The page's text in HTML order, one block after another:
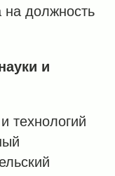
на должность
и
технологий